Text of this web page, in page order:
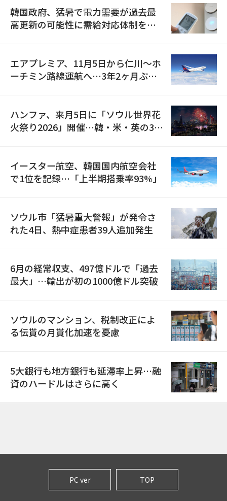
韓国政府、猛暑で電力需要が過去最
高更新の可能性に需給対応体制を点
エアプレミア、11月5日から仁川〜ホ
ーチミン路線運航へ…3年2ヶ月ぶり
ハンファ、来月5日に「ソウル世界花
火祭り2026」開催…韓・米・英の3カ
イースター航空、韓国国内航空会社
で1位を記録…「上半期搭乗率93%」
ソウル市「猛暑重大警報」が発令さ
れた4日、熱中症患者39人追加発生
6月の経常収支、497億ドルで「過去
最大」…輸出が初の1000億ドル突破
ソウルのマンション、税制改正によ
る伝貰の月貰化加速を憂慮
5大銀行も地方銀行も延滞率上昇…融
資のハードルはさらに高く
PC ver TOP